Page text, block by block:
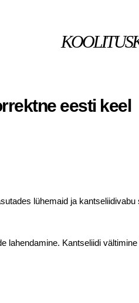
eesti keel
lühemaid ja kantseliidivabu
lahendamine. Kantseliidi